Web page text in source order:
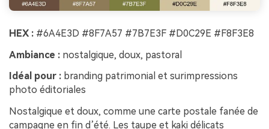
HEX : #6A4E3D #8F7A57 #7B7E3F #D0C29E #F8F3E8
Ambiance : nostalgique, doux, pastoral
Idéal pour : branding patrimonial et surimpressions
photo éditoriales
Nostalgique et doux, comme une carte postale fanée de
campagne en fin d’été. Les taupe et kaki délicats